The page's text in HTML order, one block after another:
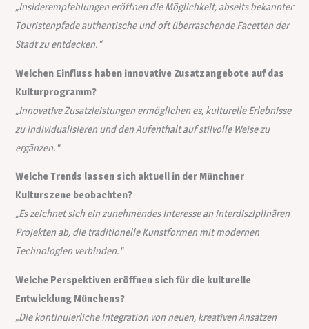
„Insiderempfehlungen eröffnen die Möglichkeit, abseits bekannter
Touristenpfade authentische und oft überraschende Facetten der
Stadt zu entdecken.“
Welchen Einfluss haben innovative Zusatzangebote auf das
Kulturprogramm?
„Innovative Zusatzleistungen ermöglichen es, kulturelle Erlebnisse
zu individualisieren und den Aufenthalt auf stilvolle Weise zu
ergänzen.“
Welche Trends lassen sich aktuell in der Münchner
Kulturszene beobachten?
„Es zeichnet sich ein zunehmendes Interesse an interdisziplinären
Projekten ab, die traditionelle Kunstformen mit modernen
Technologien verbinden.“
Welche Perspektiven eröffnen sich für die kulturelle
Entwicklung Münchens?
„Die kontinuierliche Integration von neuen, kreativen Ansätzen